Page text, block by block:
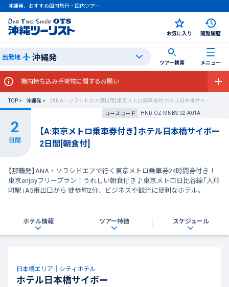
沖縄発、おすすめ国内旅行・国内ツアー
お気に入り 閲覧履歴
出発地 沖縄発 ツアー検索 メニュー
機内持ち込み手荷物に関するお願い
TOP 沖縄発
【ANA・ソラシドエア便利用】東京メトロ乗車券付 ホテル日本橋サイボー
コースコード
HND-OZ-MNBS-02-A01A
【A:東京メトロ乗車券付き】ホテル日本橋サイボー
2日間[朝食付]
【那覇発】ANA・ソラシドエアで行く東京メトロ乗車券24時間券付き！
東京enjoyフリープラン！うれしい朝食付き♪東京メトロ日比谷線「人形
町駅」A5番出口から 徒歩約2分、ビジネスや観光に便利なホテル。
ホテル情報 ツアー特徴 スケジュール
日本橋エリア｜シティホテル
ホテル日本橋サイボー